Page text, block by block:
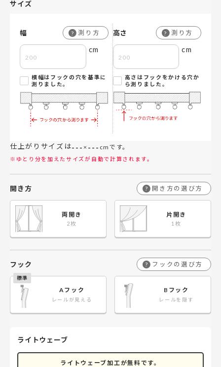
サイズ
幅 ? 測り方
cm
横幅はフックの穴を基準に
測りました。
高さ ? 測り方
cm
高さはフックをかける穴か
ら測りました。
仕上がりサイズは--- × --- cmです。
※ゆとり分を加えたサイズが自動で計算されます。
開き方 ? 開き方の選び方
両開き 片開き
フック ? フックの選び方
Aフック
レールが見える
Bフック
レールを隠す
ライトウェーブ
ライトウェーブ加工が無料です。